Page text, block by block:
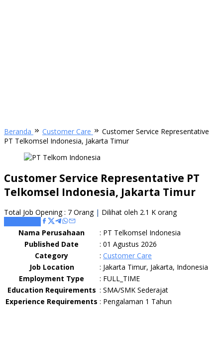
Beranda Customer Care
Customer Service Representative
PT Telkomsel Indonesia, Jakarta Timur
Customer Service Representative PT
Telkomsel Indonesia, Jakarta Timur
Total Job Opening : 7 Orang | Dilihat oleh 2.1 K orang
Nama Perusahaan
: PT Telkomsel Indonesia
Published Date
: 01 Agustus 2026
Category
: Customer Care
Job Location
: Jakarta Timur, Jakarta, Indonesia
Employment Type
: FULL_TIME
Education Requirements : SMA/SMK Sederajat
Experience Requirements : Pengalaman 1 Tahun